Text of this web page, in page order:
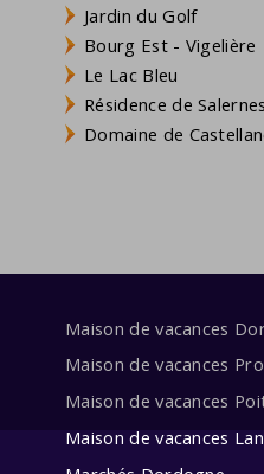
Jardin du Golf
Bourg Est - Vigelière
Le Lac Bleu
Résidence de Salernes
Domaine de
Maison de vacances
Maison de vacances
Maison de vacances
Maison de vacances